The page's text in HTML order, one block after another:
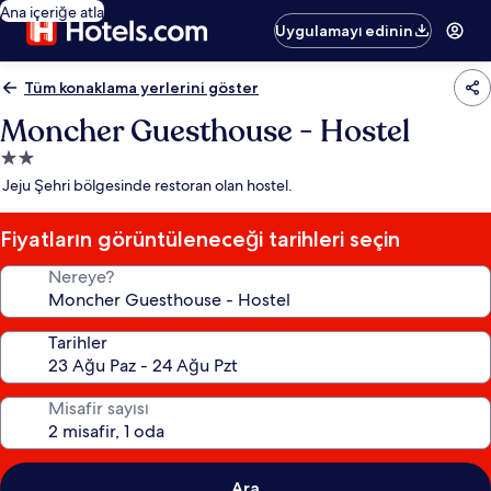
Ana içeriğe atla
Uygulamayı edinin
Tüm konaklama yerlerini göster
Moncher Guesthouse - Hostel
2.0
yıldızlı
yeri
Jeju Şehri bölgesinde restoran olan hostel.
Fiyatların görüntüleneceği tarihleri seçin
Nereye?
Tarihler
Misafir sayısı